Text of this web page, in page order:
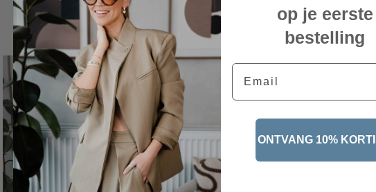
UITVERKOCHT
op je eerste
bestelling
Email
ONTVANG 10%